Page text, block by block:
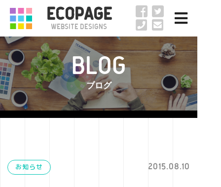
ECOPAGE
Website Designs
BLOG
ブログ
お知らせ 2015.08.10